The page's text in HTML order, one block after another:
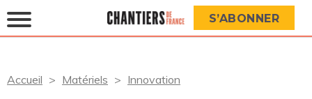
S’ABONNER
Accueil Matériels Innovation